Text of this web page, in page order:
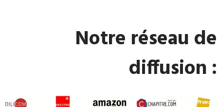
​Notre réseau de
diffusion :